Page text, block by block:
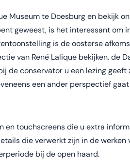
Museum te Doesburg en bekijk
geweest, is het interessant om
is de oosterse
van René Lalique bekijken, de
de conservator u een lezing
een ander perspectief
en touchscreens die u extra
die verwerkt zijn in de
bij de open haard.